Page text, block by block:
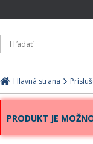
Hlavná strana
PRODUKT JE